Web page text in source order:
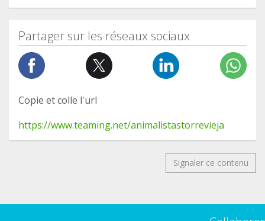
Partager sur les réseaux sociaux
Copie et colle l'url
https://www.teaming.net/animalistastorrevieja
Signaler ce contenu